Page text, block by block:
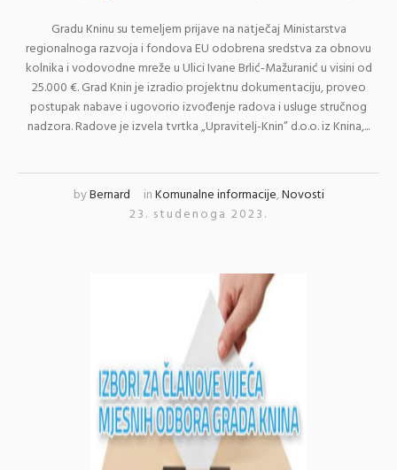
Gradu Kninu su temeljem prijave na natječaj Ministarstva
regionalnoga razvoja i fondova EU odobrena sredstva za obnovu
kolnika i vodovodne mreže u Ulici Ivane Brlić-Mažuranić u visini od
25.000 €. Grad Knin je izradio projektnu dokumentaciju, proveo
postupak nabave i ugovorio izvođenje radova i usluge stručnog
nadzora. Radove je izvela tvrtka „Upravitelj-Knin” d.o.o. iz Knina,...
byBernard inKomunalne informacije,Novosti
23. studenoga 2023.